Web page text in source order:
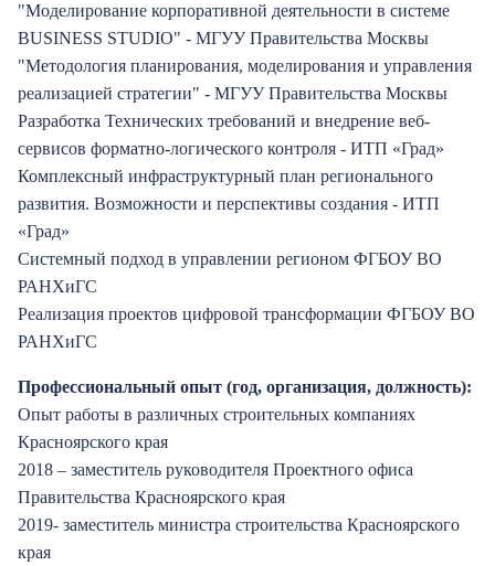
"Моделирование корпоративной деятельности в системе
BUSINESS STUDIO" - МГУУ Правительства Москвы
"Методология планирования, моделирования и управления
реализацией стратегии" - МГУУ Правительства Москвы
Разработка Технических требований и внедрение веб-
сервисов форматно-логического контроля - ИТП «Град»
Комплексный инфраструктурный план регионального
развития. Возможности и перспективы создания - ИТП
«Град»
Системный подход в управлении регионом ФГБОУ ВО
РАНХиГС
Реализация проектов цифровой трансформации ФГБОУ ВО
РАНХиГС
Профессиональный опыт (год, организация, должность):
Опыт работы в различных строительных компаниях
Красноярского края
2018 – заместитель руководителя Проектного офиса
Правительства Красноярского края
2019- заместитель министра строительства Красноярского
края